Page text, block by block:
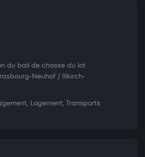
du bail de chasse du lot
Neuhof / Illkirch-
Logement, Transports